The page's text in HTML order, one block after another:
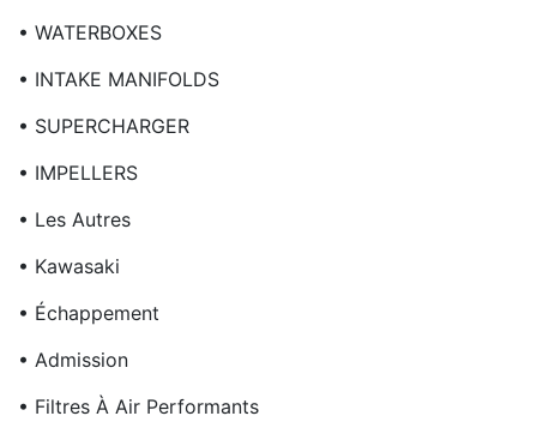
• WATERBOXES
• INTAKE MANIFOLDS
• SUPERCHARGER
• IMPELLERS
• Les Autres
• Kawasaki
• Échappement
• Admission
• Filtres À Air Performants